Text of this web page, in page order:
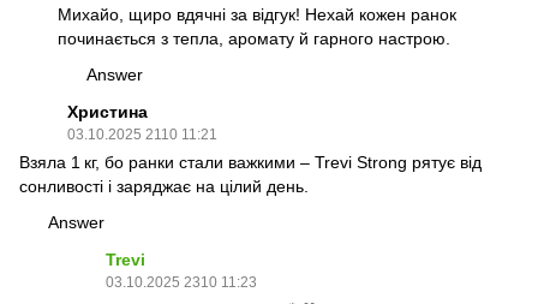
Михайо, щиро вдячні за відгук! Нехай кожен ранок
починається з тепла, аромату й гарного настрою.
Answer
Христина
03.10.2025 2110 11:21
Взяла 1 кг, бо ранки стали важкими – Trevi Strong рятує від
сонливості і заряджає на цілий день.
Answer
Trevi
03.10.2025 2310 11:23